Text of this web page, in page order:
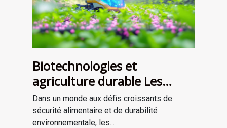
Biotechnologies et
agriculture durable Les
solutions innovantes pour
nourrir la planète
Dans un monde aux défis croissants de
sécurité alimentaire et de durabilité
environnementale, les...